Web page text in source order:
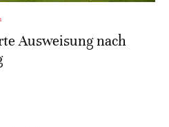
Ausweisung nach